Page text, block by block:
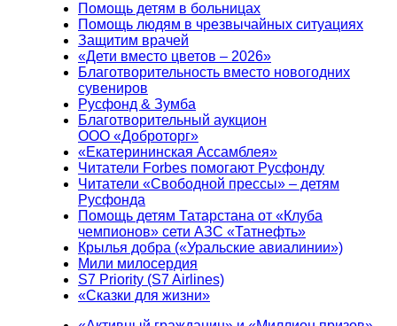
Помощь детям в больницах
Помощь людям в чрезвычайных ситуациях
Защитим врачей
«Дети вместо цветов – 2026»
Благотворительность вместо новогодних
сувениров
Русфонд & Зумба
Благотворительный аукцион
ООО «Доброторг»
«Екатерининская Ассамблея»
Читатели Forbes помогают Русфонду
Читатели «Свободной прессы» – детям
Русфонда
Помощь детям Татарстана от «Клуба
чемпионов» сети АЗС «Татнефть»
Крылья добра («Уральские авиалинии»)
Мили милосердия
S7 Priority (S7 Airlines)
«Сказки для жизни»